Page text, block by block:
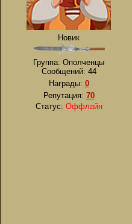
Новик
Группа: Ополченцы
Сообщений: 44
Награды: 0
Репутация: 70
Статус: Оффлайн